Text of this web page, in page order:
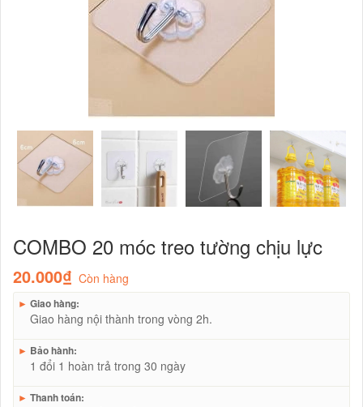
COMBO 20 móc treo tường chịu lực
20.000₫ Còn hàng
► Giao hàng:
Giao hàng nội thành trong vòng 2h.
► Bảo hành:
1 đổi 1 hoàn trả trong 30 ngày
► Thanh toán: